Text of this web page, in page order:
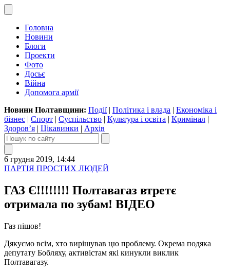
Головна
Новини
Блоги
Проекти
Фото
Досьє
Війна
Допомога армії
Новини Полтавщини: Події| Політика і влада | Економіка і
бізнес | Спорт | Суспільство | Культура і освіта | Кримінал |
Здоров’я | Цікавинки | Архів
6 грудня 2019, 14:44
ПАРТІЯ ПРОСТИХ ЛЮДЕЙ
ГАЗ Є!!!!!!!! Полтавагаз втретє
отримала по зубам! ВІДЕО
Газ пішов!
Дякуємо всім, хто вирішував цю проблему. Окрема подяка
депутату Бобляху, активістам які кинукли виклик
Полтавагазу.